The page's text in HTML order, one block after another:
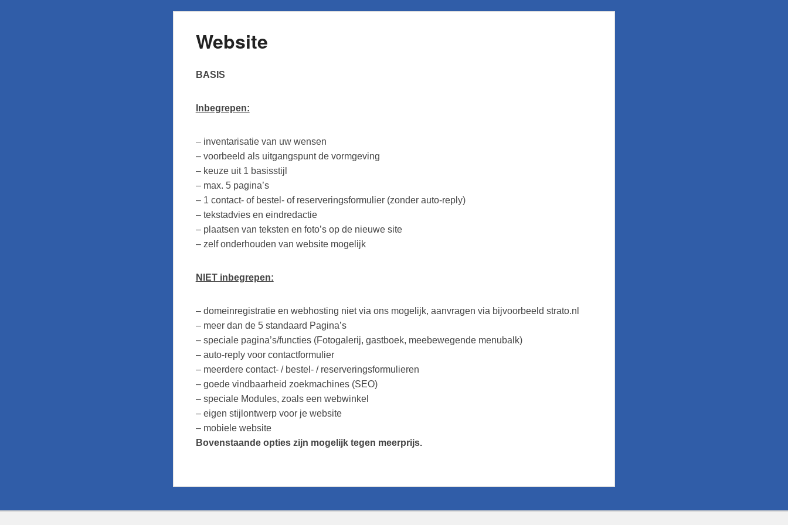
Website
BASIS
Inbegrepen:
– inventarisatie van uw wensen
– voorbeeld als uitgangspunt de vormgeving
– keuze uit 1 basisstijl
– max. 5 pagina’s
– 1 contact- of bestel- of reserveringsformulier (zonder auto-reply)
– tekstadvies en eindredactie
– plaatsen van teksten en foto’s op de nieuwe site
– zelf onderhouden van website mogelijk
NIET inbegrepen:
– domeinregistratie en webhosting niet via ons mogelijk, aanvragen via bijvoorbeeld strato.nl
– meer dan de 5 standaard Pagina’s
– speciale pagina’s/functies (Fotogalerij, gastboek, meebewegende menubalk)
– auto-reply voor contactformulier
– meerdere contact- / bestel- / reserveringsformulieren
– goede vindbaarheid zoekmachines (SEO)
– speciale Modules, zoals een webwinkel
– eigen stijlontwerp voor je website
– mobiele website
Bovenstaande opties zijn mogelijk tegen meerprijs.